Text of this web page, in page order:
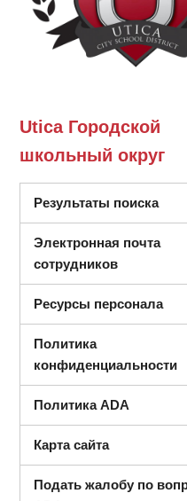
Utica Городской
школьный округ
Результаты поиска
Электронная почта
сотрудников
Ресурсы персонала
Политика
конфиденциальности
Политика ADA
Карта сайта
Подать жалобу по